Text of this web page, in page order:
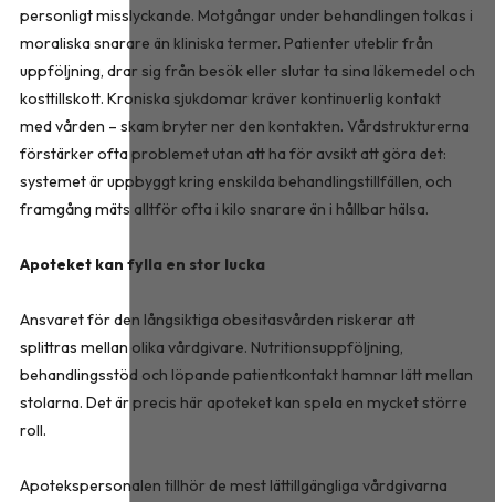
personligt misslyckande. Motgångar under behandlingen tolkas i
moraliska snarare än kliniska termer. Patienter uteblir från
uppföljning, drar sig från besök eller slutar ta sina läkemedel och
kosttillskott. Kroniska sjukdomar kräver kontinuerlig kontakt
med vården – skam bryter ner den kontakten. Vårdstrukturerna
förstärker ofta problemet utan att ha för avsikt att göra det:
systemet är uppbyggt kring enskilda behandlingstillfällen, och
framgång mäts alltför ofta i kilo snarare än i hållbar hälsa.
Apoteket kan fylla en stor lucka
Ansvaret för den långsiktiga obesitasvården riskerar att
splittras mellan olika vårdgivare. Nutritionsuppföljning,
behandlingsstöd och löpande patientkontakt hamnar lätt mellan
stolarna. Det är precis här apoteket kan spela en mycket större
roll.
Apotekspersonalen tillhör de mest lättillgängliga vårdgivarna